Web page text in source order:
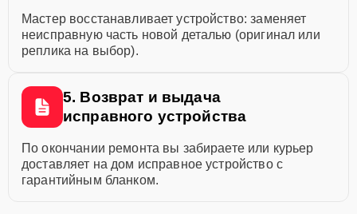
Мастер восстанавливает устройство: заменяет
неисправную часть новой деталью (оригинал или
реплика на выбор).
5. Возврат и выдача
исправного устройства
По окончании ремонта вы забираете или курьер
доставляет на дом исправное устройство с
гарантийным бланком.